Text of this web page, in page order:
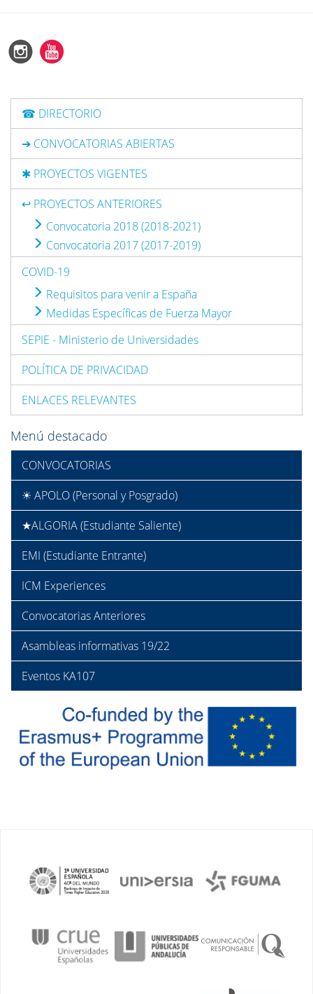
☎ DIRECTORIO
➔ CONVOCATORIAS ABIERTAS
✱ PROYECTOS VIGENTES
↩ PROYECTOS ANTERIORES
Convocatoria 2018 (2018-2021)
Convocatoria 2017 (2017-2019)
COVID-19
Requisitos para venir a España
Medidas Específicas de Fuerza Mayor
SEPIE - Ministerio de Universidades
POLÍTICA DE PRIVACIDAD
ENLACES RELEVANTES
Menú destacado
CONVOCATORIAS
☀ APOLO (Personal y Posgrado)
★ALGORIA (Estudiante Saliente)
EMI (Estudiante Entrante)
ICM Experiences
Convocatorias Anteriores
Asambleas informativas 19/22
Eventos KA107